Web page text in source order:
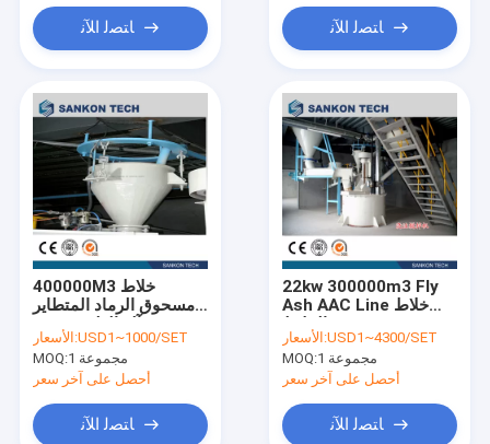
آلة تصنيع بلوك الخرسانة المتنقلة
ﺎﺘﺼﻟ ﺍﻶﻧ ﺎﺘﺼﻟ ﺍﻶﻧ
400000M3 خلاط
مسحوق الرماد المتطاير
الأسعار:USD1~1000/SET
MOQ:
1 مجموعة
أحصل على آخر سعر
ﺎﺘﺼﻟ ﺍﻶﻧ
22kw 300000m3 Fly
Ash AAC Line خلاط
الأسعار:USD1~4300/SET
MOQ:
1 مجموعة
أحصل على آخر سعر
ﺎﺘﺼﻟ ﺍﻶﻧ